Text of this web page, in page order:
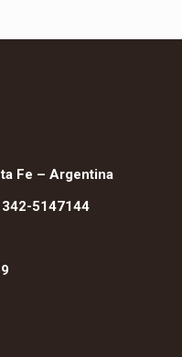
Fe – Argentina
5147144